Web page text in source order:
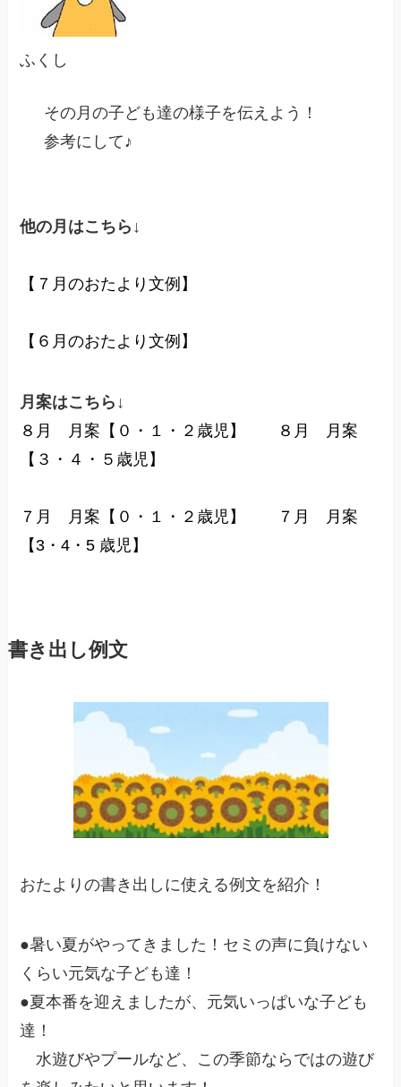
ふくし
その月の子ども達の様子を伝えよう！
参考にして♪
他の月はこちら↓
【７月のおたより文例】
【６月のおたより文例】
月案はこちら↓
８月 月案【０・１・２歳児】
８月 月案
【３・４・５歳児】
７月 月案【０・１・２歳児】
７月 月案
【3・4・5 歳児】
書き出し例文
おたよりの書き出しに使える例文を紹介！
●暑い夏がやってきました！セミの声に負けない
くらい元気な子ども達！
●夏本番を迎えましたが、元気いっぱいな子ども
達！
水遊びやプールなど、この季節ならではの遊び